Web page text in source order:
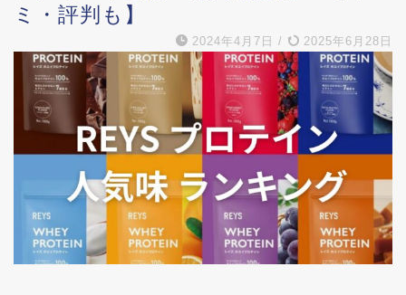
ミ・評判も】
2024年4月7日 / 2025年6月28日